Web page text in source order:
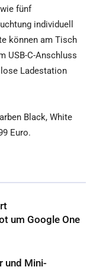
fünf
individuell
können am Tisch
USB-C-Anschluss
Ladestation
Black, White
Euro.
um Google One
und Mini-